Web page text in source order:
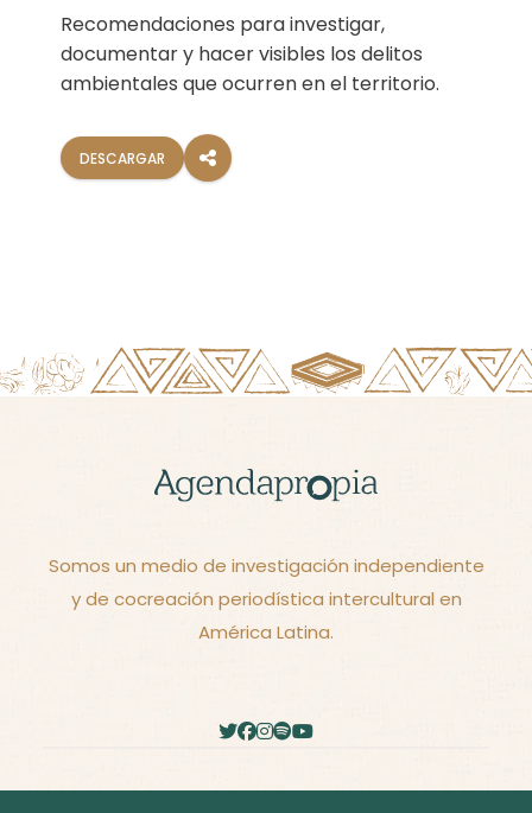
Recomendaciones para investigar,
documentar y hacer visibles los delitos
ambientales que ocurren en el territorio.
DESCARGAR
Somos un medio de investigación independiente
y de cocreación periodística intercultural en
América Latina.